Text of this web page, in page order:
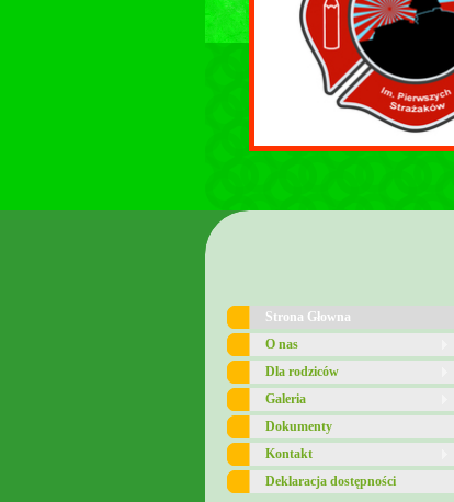
Strona Głowna
O nas
Dla rodziców
Galeria
Dokumenty
Kontakt
Deklaracja dostępności